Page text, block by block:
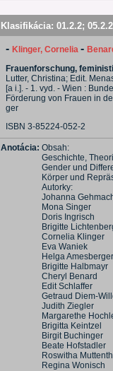
Klasifikácia: 01.2.2;
- Klinger, Cornelia -
Frauenforschung,
Lutter, Christina; Edit.
[a i.]. - 1. vyd. - Wien :
Förderung von Frauen in
ger
ISBN 3-85224-052-2
Anotácia: Obsah:
Geschichte,
Gender und
Körper und
Autorky:
Johanna
Mona Singer
Doris Ingrisch
Brigitte
Cornelia Klinger
Eva Waniek
Helga Amesberger
Brigitte Halbmayr
Cheryl Benard
Edit Schlaffer
Getraud Diem-
Judith Ziegler
Margarethe
Brigitta Keintzel
Birgit Buchinger
Beate Hofstadler
Roswitha
Regina Wonisch